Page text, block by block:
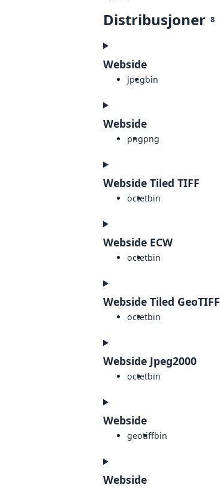
Distribusjoner 8
Webside
jpegbin
Webside
pngpng
Webside Tiled TIFF
octetbin
Webside ECW
octetbin
Webside Tiled GeoTIFF
octetbin
Webside Jpeg2000
octetbin
Webside
geotiffbin
Webside